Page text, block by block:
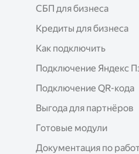
СБП для бизнеса
Кредиты для бизнеса
Как подключить
Подключение Яндекс
Подключение QR-кода
Выгода для партнёров
Готовые модули
Документация по